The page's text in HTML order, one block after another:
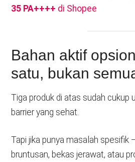
35 PA++++ di Shopee
Bahan aktif
satu, bukan
Tiga produk di atas sudah cukup
barrier yang sehat.
Tapi jika punya masalah spesifik
bruntusan, bekas jerawat, atau